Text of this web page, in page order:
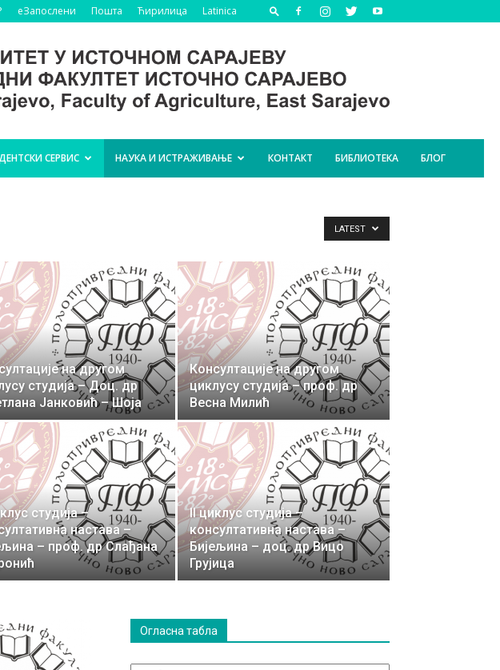
еЗапослени Пошта Ћирилица Latinica
СЕРВИС НАУКА И ИСТРАЖИВАЊЕ КОНТАКТ БИБЛИОТЕКА БЛОГ
LATEST
на другом
студија – Доц. др
Јанковић – Шоја
Консултације на другом
циклусу студија – проф. др
Весна Милић
студија –
настава –
– проф. др Слађана
II циклус студија –
консултативна настава –
Бијељина – доц. др Вицо
Грујица
Огласна табла
Огласна